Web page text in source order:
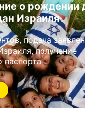
о рождении
Израиля
подача
получение
паспорта